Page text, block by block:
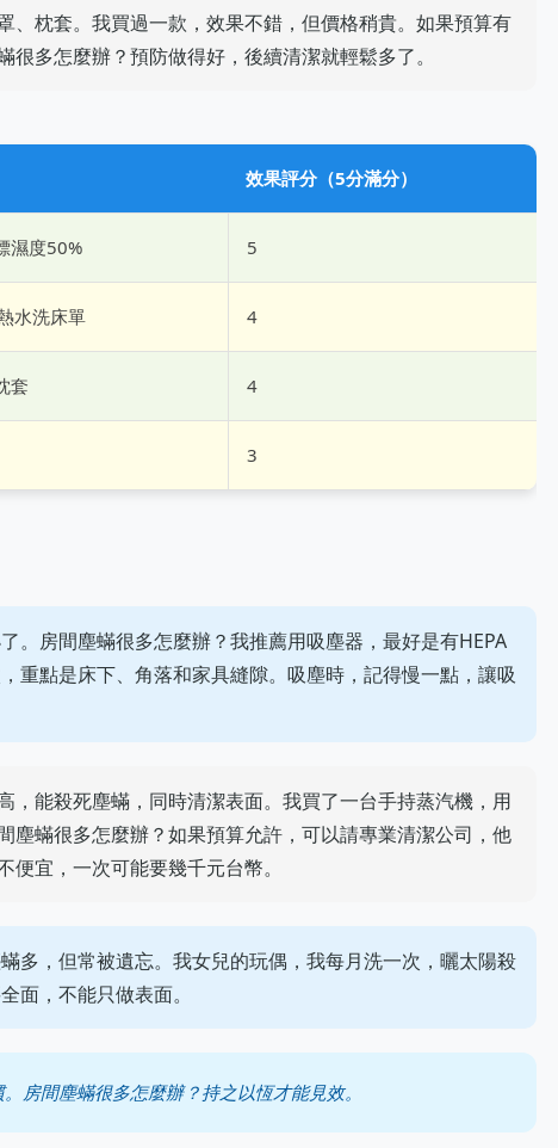
、枕套。我買過一款，效果不錯，但價格稍貴。如果預算有
多怎麼辦？預防做得好，後續清潔就輕鬆多了。
效果評分（5分滿分）
濕度50% 5
水洗床單 4
套 4
3
。房間塵蟎很多怎麼辦？我推薦用吸塵器，最好是有HEPA
重點是床下、角落和家具縫隙。吸塵時，記得慢一點，讓吸
，能殺死塵蟎，同時清潔表面。我買了一台手持蒸汽機，用
塵蟎很多怎麼辦？如果預算允許，可以請專業清潔公司，他
宜，一次可能要幾千元台幣。
多，但常被遺忘。我女兒的玩偶，我每月洗一次，曬太陽殺
面，不能只做表面。
房間塵蟎很多怎麼辦？持之以恆才能見效。